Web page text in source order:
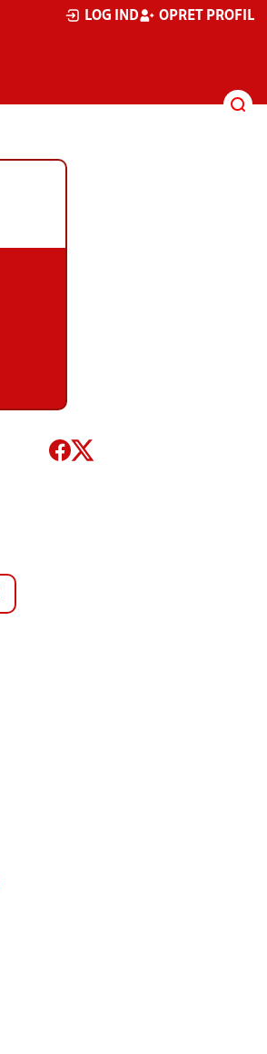
LOG IND OPRET PROFIL